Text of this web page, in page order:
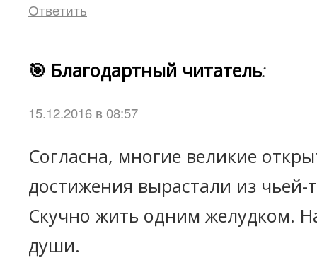
Ответить
🎯 Благодартный читатель:
15.12.2016 в 08:57
Согласна, многие великие
достижения вырастали из чьей-
Скучно жить одним желудком.
души.